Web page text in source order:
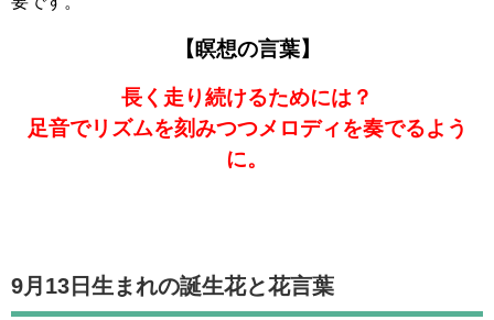
【瞑想の言葉】
長く走り続けるためには？
足音でリズムを刻みつつメロディを奏でるよう
に。
9月13日生まれの誕生花と花言葉